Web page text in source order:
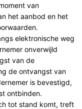
van
het aanbod en het
elektronische weg
onverwijld
van de
de ontvangst van
is bevestigd,
ontbinden.
tot stand komt, treft